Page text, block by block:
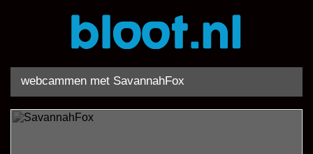
webcammen met SavannahFox